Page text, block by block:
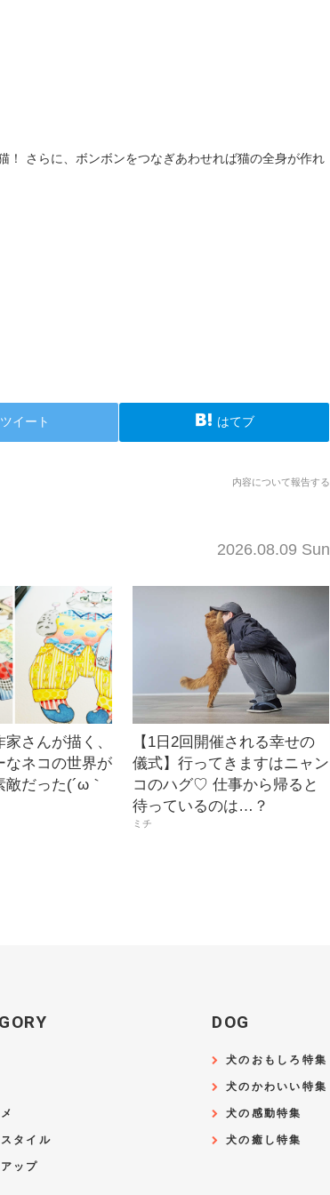
！ さらに、ボンボンをつなぎあわせれば猫の全身が作れ
ツイート はてブ
内容について報告する
2026.08.09 Sun
さんが描く、
なネコの世界が
だった(´ω｀
【1日2回開催される幸せの
儀式】行ってきますはニャン
コのハグ♡ 仕事から帰ると
待っているのは…？
ミチ
タイル
ップ
DOG
犬のおもしろ特集
犬のかわいい特集
犬の感動特集
犬の癒し特集